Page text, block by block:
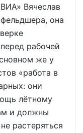
Вячеслав
она
рабочей
же у
«работа в
они
лётному
и должны
растеряться